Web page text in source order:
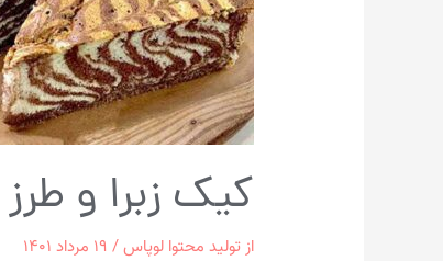
کیک زبرا و
از تولید محتوا لوپاس/ ۱۹ مرداد ۱۴۰۱